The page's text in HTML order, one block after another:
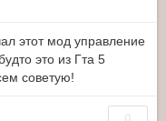
этот мод управление
это из Гта 5
советую!